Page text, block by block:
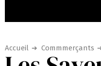
Accueil Commmerçants